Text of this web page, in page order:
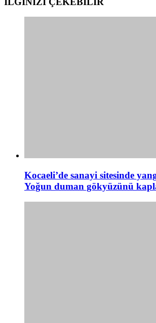
Kocaeli’de sanayi sitesinde
Yoğun duman gökyüzünü